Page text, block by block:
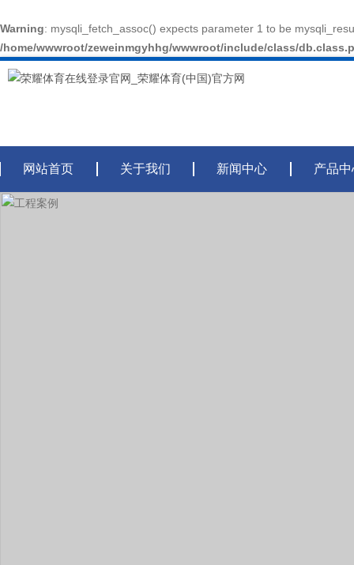
Warning: mysqli_fetch_assoc() expects parameter 1 to be
/home/wwwroot/zeweinmgyhhg/wwwroot/include/class/
网站首页 关于我们 新闻中心 产品中